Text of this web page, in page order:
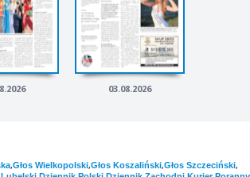
03.08.2026
,Głos Wielkopolski,Głos Koszaliński,Głos Szczeciński,